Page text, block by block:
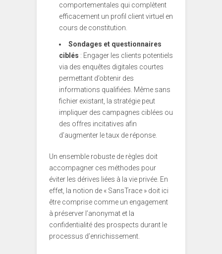
comportementales qui complètent
efficacement un profil client virtuel en
cours de constitution.
Sondages et questionnaires
ciblés : Engager les clients potentiels
via des enquêtes digitales courtes
permettant d’obtenir des
informations qualifiées. Même sans
fichier existant, la stratégie peut
impliquer des campagnes ciblées ou
des offres incitatives afin
d’augmenter le taux de réponse.
Un ensemble robuste de règles doit
accompagner ces méthodes pour
éviter les dérives liées à la vie privée. En
effet, la notion de « SansTrace » doit ici
être comprise comme un engagement
à préserver l’anonymat et la
confidentialité des prospects durant le
processus d’enrichissement.